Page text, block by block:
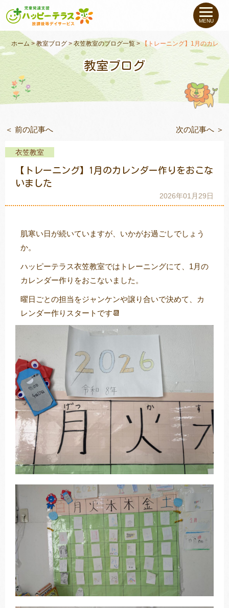
私たちについて
未就学のお子さま（０〜６才）
小学生〜高校生のお子さま
支援事例
教室一覧
トレキング
MENU
ホーム >教室ブログ>衣笠教室のブログ一覧>【トレーニング】1月のカレン
教室ブログ
＜ 前の記事へ 次の記事へ ＞
衣笠教室
【トレーニング】1月のカレンダー作りをおこな
いました
2026年01月29日
肌寒い日が続いていますが、いかがお過ごしでしょう
か。
ハッピーテラス衣笠教室ではトレーニングにて、1月の
カレンダー作りをおこないました。
曜日ごとの担当をジャンケンや譲り合いで決めて、カ
レンダー作りスタートです📆